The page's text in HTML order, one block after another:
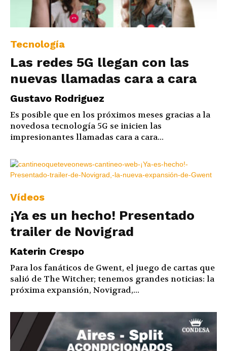
Tecnología
Las redes 5G llegan con las
nuevas llamadas cara a cara
Gustavo Rodriguez
Es posible que en los próximos meses gracias a la
novedosa tecnología 5G se inicien las
impresionantes llamadas cara a cara...
Vídeos
¡Ya es un hecho! Presentado
trailer de Novigrad
Katerin Crespo
Para los fanáticos de Gwent, el juego de cartas que
salió de The Witcher; tenemos grandes noticias: la
próxima expansión, Novigrad,...